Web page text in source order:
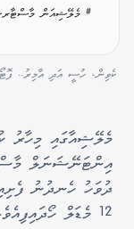
# މެލޭޝިއަން
ކެވިން، ހުސީ އަދި އާމިރު..
އިންޓަނޭޝަނަލް
ދުވަހު ހެނދުނު
12 މެޑަލް ހޯދައިފިއެވެ.